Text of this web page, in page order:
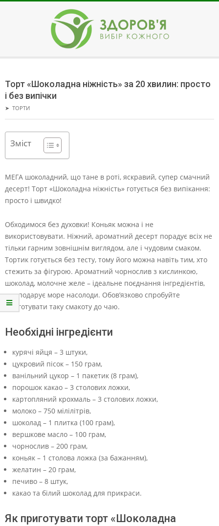
ЗДОРОВ'Я
Menu
Торт «Шоколадна ніжність» за 20 хвилин: просто
і без випічки
➤ ТОРТИ
Зміст
МЕГА шоколадний, що тане в роті, яскравий, супер смачний
десерт! Торт «Шоколадна ніжність» готується без випікання:
просто і швидко!
Обходимося без духовки! Коньяк можна і не
використовувати. Ніжний, ароматний десерт порадує всіх не
тільки гарним зовнішнім виглядом, але і чудовим смаком.
Тортик готується без тесту, тому його можна навіть тим, хто
стежить за фігурою. Ароматний чорнослив з кислинкою,
шоколад, молочне желе – ідеальне поєднання інгредієнтів,
яке подарує море насолоди. Обов’язково спробуйте
приготувати таку смакоту до чаю.
Необхідні інгредієнти
курячі яйця – 3 штуки,
цукровий пісок – 150 грам,
ванільний цукор – 1 пакетик (8 грам),
порошок какао – 3 столових ложки,
картопляний крохмаль – 3 столових ложки,
молоко – 750 мілілітрів,
шоколад – 1 плитка (100 грам),
вершкове масло – 100 грам,
чорнослив – 200 грам,
коньяк – 1 столова ложка (за бажанням),
желатин – 20 грам,
печиво – 8 штук,
какао та білий шоколад для прикраси.
Як приготувати торт «Шоколадна